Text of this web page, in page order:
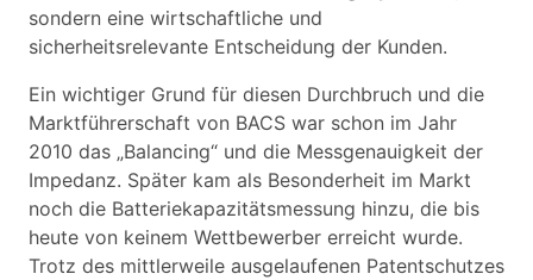
sondern eine wirtschaftliche und
sicherheitsrelevante Entscheidung der Kunden.
Ein wichtiger Grund für diesen Durchbruch und die
Marktführerschaft von BACS war schon im Jahr
2010 das „Balancing“ und die Messgenauigkeit der
Impedanz. Später kam als Besonderheit im Markt
noch die Batteriekapazitätsmessung hinzu, die bis
heute von keinem Wettbewerber erreicht wurde.
Trotz des mittlerweile ausgelaufenen Patentschutzes